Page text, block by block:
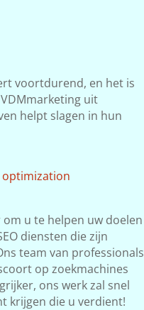
voortdurend, en het is
uit
helpt slagen in hun
optimization
u te helpen uw doelen
diensten die zijn
team van professionals
op zoekmachines
ons werk zal snel
krijgen die u verdient!